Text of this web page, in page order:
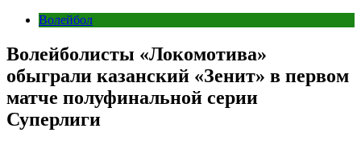
Волейбол
Волейболисты «Локомотива»
обыграли казанский «Зенит» в первом
матче полуфинальной серии
Суперлиги